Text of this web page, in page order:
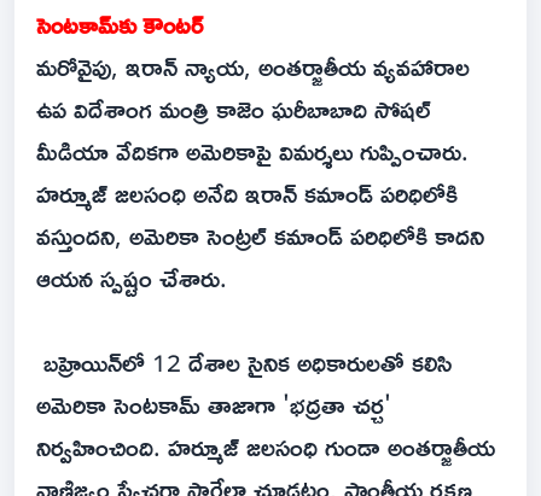
సెంటకామ్‌కు కౌంటర్
మరోవైపు, ఇరాన్ న్యాయ, అంతర్జాతీయ వ్యవహారాల
ఉప విదేశాంగ మంత్రి కాజెం ఘరీబాబాది సోషల్
మీడియా వేదికగా అమెరికాపై విమర్శలు గుప్పించారు.
హర్మూజ్ జలసంధి అనేది ఇరాన్ కమాండ్ పరిధిలోకి
వస్తుందని, అమెరికా సెంట్రల్ కమాండ్ పరిధిలోకి కాదని
ఆయన స్పష్టం చేశారు.
బహ్రెయిన్‌లో 12 దేశాల సైనిక అధికారులతో కలిసి
అమెరికా సెంటకామ్ తాజాగా 'భద్రతా చర్చ'
నిర్వహించింది. హర్మూజ్ జలసంధి గుండా అంతర్జాతీయ